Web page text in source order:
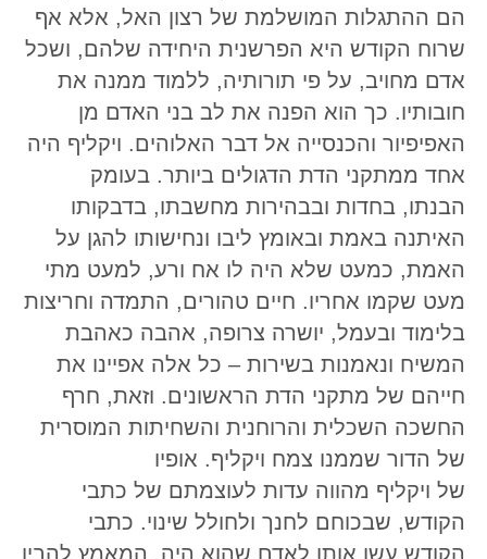
הם ההתגלות המושלמת של רצון האל, אלא אף
שרוח הקודש היא הפרשנית היחידה שלהם, ושכל
אדם מחויב, על פי תורותיה, ללמוד ממנה את
חובותיו. כך הוא הפנה את לב בני האדם מן
האפיפיור והכנסייה אל דבר האלוהים. ויקליף היה
אחד ממתקני הדת הדגולים ביותר. בעומק
הבנתו, בחדות ובבהירות מחשבתו, בדבקותו
האיתנה באמת ובאומץ ליבו ונחישותו להגן על
האמת, כמעט שלא היה לו אח ורע, למעט מתי
מעט שקמו אחריו. חיים טהורים, התמדה וחריצות
בלימוד ובעמל, יושרה צרופה, אהבה כאהבת
המשיח ונאמנות בשירות – כל אלה אפיינו את
חייהם של מתקני הדת הראשונים. וזאת, חרף
החשכה השכלית והרוחנית והשחיתות המוסרית
של הדור שממנו צמח ויקליף. אופיו
של ויקליף מהווה עדות לעוצמתם של כתבי
הקודש, שבכוחם לחנך ולחולל שינוי. כתבי
הקודש עשו אותו לאדם שהוא היה. המאמץ להבין